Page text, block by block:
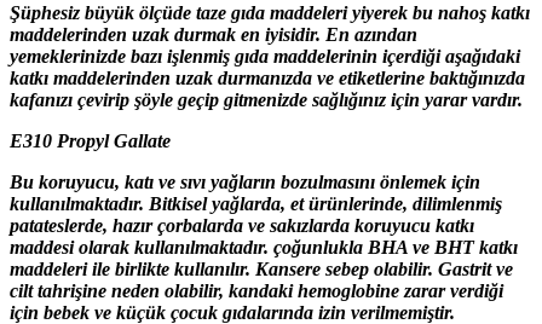
Şüphesiz büyük ölçüde taze gıda maddeleri yiyerek bu nahoş katkı
maddelerinden uzak durmak en iyisidir. En azından
yemeklerinizde bazı işlenmiş gıda maddelerinin içerdiği aşağıdaki
katkı maddelerinden uzak durmanızda ve etiketlerine baktığınızda
kafanızı çevirip şöyle geçip gitmenizde sağlığınız için yarar vardır.
E310 Propyl Gallate
Bu koruyucu, katı ve sıvı yağların bozulmasını önlemek için
kullanılmaktadır. Bitkisel yağlarda, et ürünlerinde, dilimlenmiş
patateslerde, hazır çorbalarda ve sakızlarda koruyucu katkı
maddesi olarak kullanılmaktadır. çoğunlukla BHA ve BHT katkı
maddeleri ile birlikte kullanılır. Kansere sebep olabilir. Gastrit ve
cilt tahrişine neden olabilir, kandaki hemoglobine zarar verdiği
için bebek ve küçük çocuk gıdalarında izin verilmemiştir.